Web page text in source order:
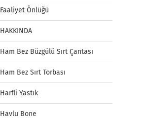
Faaliyet Önlüğü
HAKKINDA
Ham Bez Büzgülü Sırt Çantası
Ham Bez Sırt Torbası
Harfli Yastık
Havlu Bone